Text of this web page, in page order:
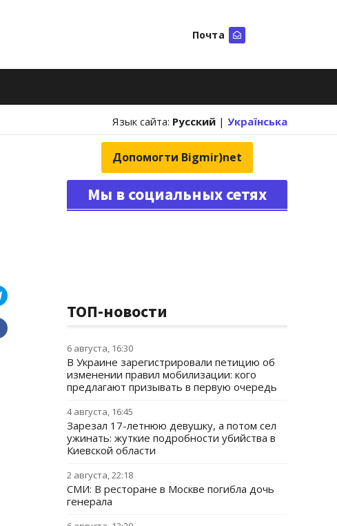
Почта
Язык сайта: Русский | Українська
Допомогти Bigmir)net
Мы в социальных сетях
ТОП-новости
6 августа, 16:30
В Украине зарегистрировали петицию об
изменении правил мобилизации: кого
предлагают призывать в первую очередь
4 августа, 16:45
Зарезал 17-летнюю девушку, а потом сел
ужинать: жуткие подробности убийства в
Киевской области
2 августа, 22:18
СМИ: В ресторане в Москве погибла дочь
генерала